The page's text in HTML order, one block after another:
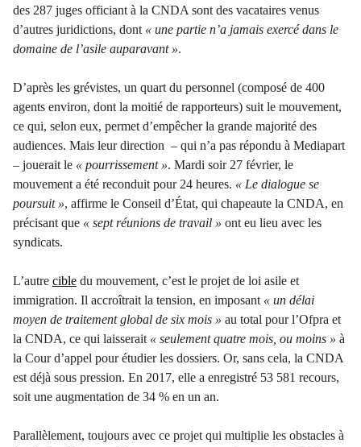
des 287 juges officiant à la CNDA sont des vacataires venus
d’autres juridictions, dont « une partie n’a jamais exercé dans le
domaine de l’asile auparavant ».
D’après les grévistes, un quart du personnel (composé de 400
agents environ, dont la moitié de rapporteurs) suit le mouvement,
ce qui, selon eux, permet d’empêcher la grande majorité des
audiences. Mais leur direction – qui n’a pas répondu à Mediapart
– jouerait le « pourrissement ». Mardi soir 27 février, le
mouvement a été reconduit pour 24 heures. « Le dialogue se
poursuit », affirme le Conseil d’État, qui chapeaute la CNDA, en
précisant que « sept réunions de travail » ont eu lieu avec les
syndicats.
L’autre cible du mouvement, c’est le projet de loi asile et
immigration. Il accroîtrait la tension, en imposant « un délai
moyen de traitement global de six mois » au total pour l’Ofpra et
la CNDA, ce qui laisserait « seulement quatre mois, ou moins » à
la Cour d’appel pour étudier les dossiers. Or, sans cela, la CNDA
est déjà sous pression. En 2017, elle a enregistré 53 581 recours,
soit une augmentation de 34 % en un an.
Parallèlement, toujours avec ce projet qui multiplie les obstacles à